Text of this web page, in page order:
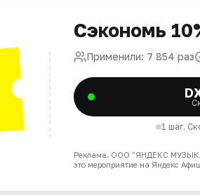
Сэкономь
Применили: 7 854 раз
1 шаг.
Реклама. ООО "ЯНДЕКС
это мероприятие на Яндекс